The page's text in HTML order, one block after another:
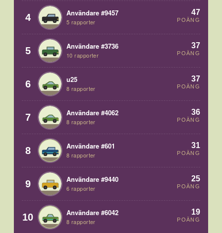
4 Användare #9457
5 rapporter
47
POÄNG
5 Användare #3736
10 rapporter
37
POÄNG
6 u25
8 rapporter
37
POÄNG
7 Användare #4062
8 rapporter
36
POÄNG
8 Användare #601
8 rapporter
31
POÄNG
9 Användare #9440
6 rapporter
25
POÄNG
10 Användare #6042
8 rapporter
19
POÄNG